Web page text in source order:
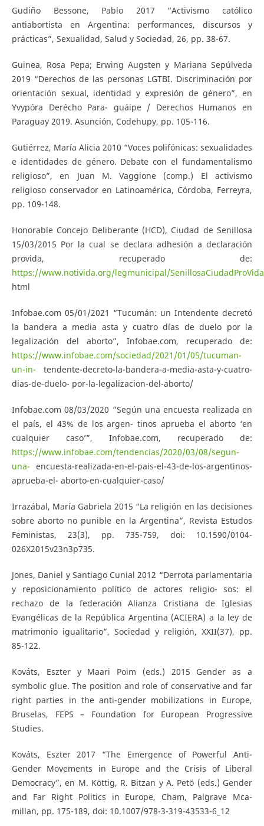
Gudiño Bessone, Pablo 2017 “Activismo católico
antiabortista en Argentina: performances, discursos y
prácticas”, Sexualidad, Salud y Sociedad, 26, pp. 38-67.
Guinea, Rosa Pepa; Erwing Augsten y Mariana Sepúlveda
2019 “Derechos de las personas LGTBI. Discriminación por
orientación sexual, identidad y expresión de género”, en
Yvypóra Derécho Para- guáipe / Derechos Humanos en
Paraguay 2019. Asunción, Codehupy, pp. 105-116.
Gutiérrez, María Alicia 2010 “Voces polifónicas: sexualidades
e identidades de género. Debate con el fundamentalismo
religioso”, en Juan M. Vaggione (comp.) El activismo
religioso conservador en Latinoamérica, Córdoba, Ferreyra,
pp. 109-148.
Honorable Concejo Deliberante (HCD), Ciudad de Senillosa
15/03/2015 Por la cual se declara adhesión a declaración
provida, recuperado de:
https://www.notivida.org/legmunicipal/SenillosaCiudadProVida
html
Infobae.com 05/01/2021 “Tucumán: un Intendente decretó
la bandera a media asta y cuatro días de duelo por la
legalización del aborto”, Infobae.com, recuperado de:
https://www.infobae.com/sociedad/2021/01/05/tucuman-
un-in- tendente-decreto-la-bandera-a-media-asta-y-cuatro-
dias-de-duelo- por-la-legalizacion-del-aborto/
Infobae.com 08/03/2020 “Según una encuesta realizada en
el país, el 43% de los argen- tinos aprueba el aborto ‘en
cualquier caso’”, Infobae.com, recuperado de:
https://www.infobae.com/tendencias/2020/03/08/segun-
una- encuesta-realizada-en-el-pais-el-43-de-los-argentinos-
aprueba-el- aborto-en-cualquier-caso/
Irrazábal, María Gabriela 2015 “La religión en las decisiones
sobre aborto no punible en la Argentina”, Revista Estudos
Feministas, 23(3), pp. 735-759, doi: 10.1590/0104-
026X2015v23n3p735.
Jones, Daniel y Santiago Cunial 2012 “Derrota parlamentaria
y reposicionamiento político de actores religio- sos: el
rechazo de la federación Alianza Cristiana de Iglesias
Evangélicas de la República Argentina (ACIERA) a la ley de
matrimonio igualitario”, Sociedad y religión, XXII(37), pp.
85-122.
Kováts, Eszter y Maari Poim (eds.) 2015 Gender as a
symbolic glue. The position and role of conservative and far
right parties in the anti-gender mobilizations in Europe,
Bruselas, FEPS – Foundation for European Progressive
Studies.
Kováts, Eszter 2017 “The Emergence of Powerful Anti-
Gender Movements in Europe and the Crisis of Liberal
Democracy”, en M. Köttig, R. Bitzan y A. Petö (eds.) Gender
and Far Right Politics in Europe, Cham, Palgrave Mca-
millan, pp. 175-189, doi: 10.1007/978-3-319-43533-6_12